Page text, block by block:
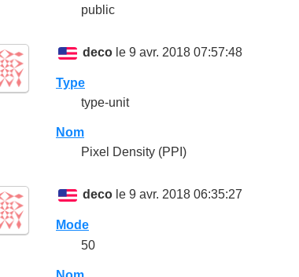
public
deco le 9 avr. 2018 07:57:48
Type
type-unit
Nom
Pixel Density (PPI)
deco le 9 avr. 2018 06:35:27
Mode
50